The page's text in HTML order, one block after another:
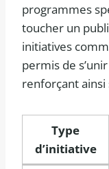
programmes
toucher un
initiatives
permis de
renforçant
Type
d’initiative